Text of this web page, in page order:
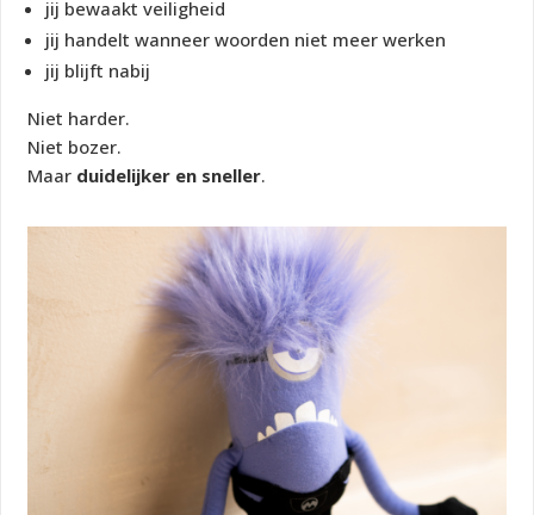
jij bewaakt veiligheid
jij handelt wanneer woorden niet meer werken
jij blijft nabij
Niet harder.
Niet bozer.
Maar duidelijker en sneller.